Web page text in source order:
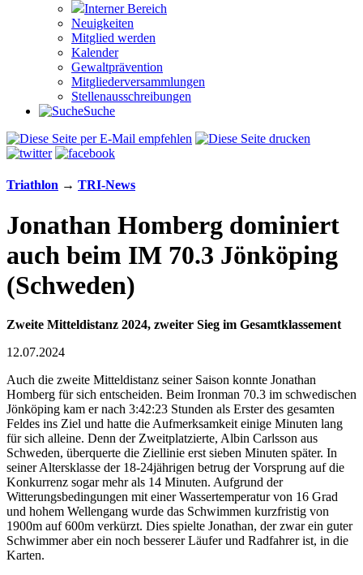
Interner Bereich
Neuigkeiten
Mitglied werden
Kalender
Gewaltprävention
Mitglieder­versammlungen
Stellen­aus­schrei­bungen
Suche
Triathlon → TRI-News
Jonathan Homberg dominiert
auch beim IM 70.3 Jönköping
(Schweden)
Zweite Mitteldistanz 2024, zweiter Sieg im Gesamtklassement
12.07.2024
Auch die zweite Mitteldistanz seiner Saison konnte Jonathan
Homberg für sich entscheiden. Beim Ironman 70.3 im schwedischen
Jönköping kam ernach 3:42:23 Stunden als Erster des gesamten
Feldes ins Ziel und hatte die Aufmerksamkeit einige Minuten lang
für sich alleine. Denn der Zweitplatzierte, Albin Carlsson aus
Schweden, überquerte die Ziellinie erst sieben Minuten später. In
seiner Altersklasse der 18-24jährigen betrug der Vorsprung auf die
Konkurrenz sogar mehr als 14 Minuten. Aufgrund der
Witterungsbedingungen mit einer Wassertemperatur von 16 Grad
und hohem Wellengang wurde das Schwimmen kurzfristig von
1900m auf 600m verkürzt. Dies spielte Jonathan, der zwar ein guter
Schwimmer aber ein noch besserer Läufer und Radfahrer ist, in die
Karten.